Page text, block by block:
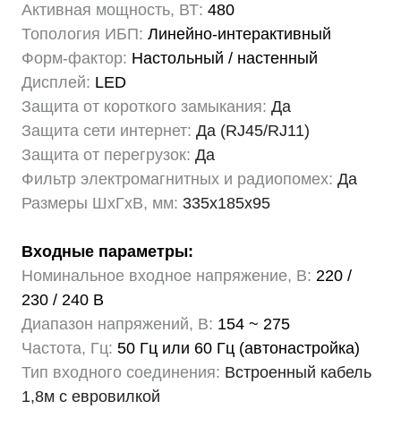
Активная мощность, ВТ: 480
Топология ИБП: Линейно-интерактивный
Форм-фактор: Настольный / настенный
Дисплей: LED
Защита от короткого замыкания: Да
Защита сети интернет: Да (RJ45/RJ11)
Защита от перегрузок: Да
Фильтр электромагнитных и радиопомех: Да
Размеры ШхГхВ, мм: 335х185х95
Входные параметры:
Номинальное входное напряжение, В: 220 /
230 / 240 В
Диапазон напряжений, В: 154 ~ 275
Частота, Гц: 50 Гц или 60 Гц (автонастройка)
Тип входного соединения: Встроенный кабель
1,8м с евровилкой